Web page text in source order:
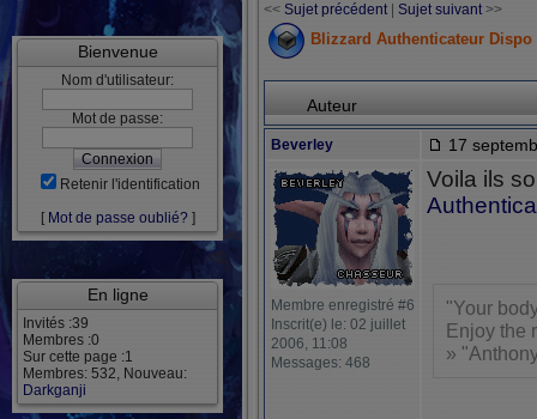
Bienvenue
Nom d'utilisateur:
Mot de passe:
Retenir l'identification
[ Mot de passe oublié? ]
En ligne
Invités :39
Membres :0
Sur cette page :1
Membres: 532, Nouveau:
Darkganji
<< Sujet précédent| Sujet suivant>>
Blizzard Authenticateur Dispo
Auteur
Beverley 17
Membre enregistré #6
Inscrit(e) le: 02 juillet
2006, 11:08
Messages: 468
Voila ils
"Your
Enjoy the
»